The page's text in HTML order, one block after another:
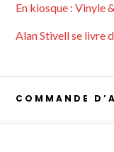
En kiosque : Vinyle
Alan Stivell se livre
COMMANDE